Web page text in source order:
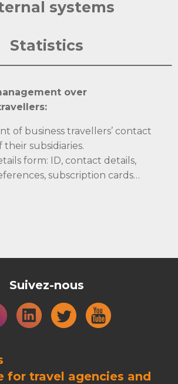
systems
Statistics
over
of business travellers’ contact
their subsidiaries.
form: ID, contact details,
subscription cards…
Suivez-nous
for travel agencies and